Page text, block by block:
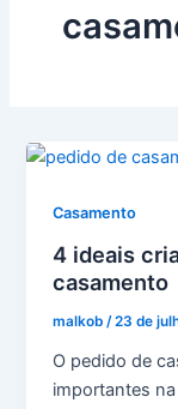
Casamento
4 ideais
casamento
malkob /23 de
O pedido de
importantes